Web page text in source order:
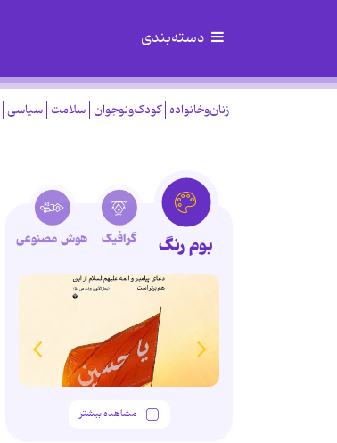
دسته‌بندی
زنان‌وخانواده کودک‌ونوجوان سلامت سیاسی
بوم رنگ گرافیک هوش مصنوعی
مشاهده بیشتر